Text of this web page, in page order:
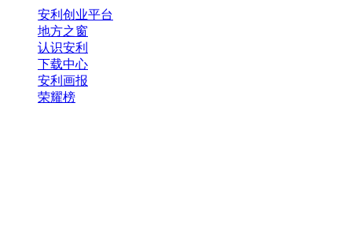
安利创业平台
地方之窗
认识安利
下载中心
安利画报
荣耀榜